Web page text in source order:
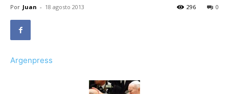
Por Juan - 18 agosto 2013 0
296
Argenpress